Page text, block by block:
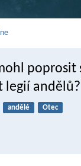
legií andělů?
andělé Otec